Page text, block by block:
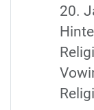
20.